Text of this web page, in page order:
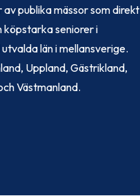
publika mässor som direkt
köpstarka seniorer i
län i mellansverige.
Uppland, Gästrikland,
Västmanland.